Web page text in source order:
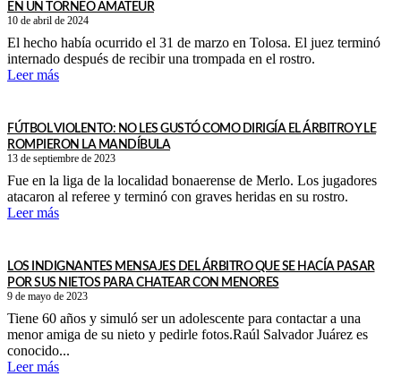
EN UN TORNEO AMATEUR
10 de abril de 2024
El hecho había ocurrido el 31 de marzo en Tolosa. El juez terminó
internado después de recibir una trompada en el rostro.
Leer más
FÚTBOL VIOLENTO: NO LES GUSTÓ COMO DIRIGÍA EL ÁRBITRO Y LE
ROMPIERON LA MANDÍBULA
13 de septiembre de 2023
Fue en la liga de la localidad bonaerense de Merlo. Los jugadores
atacaron al referee y terminó con graves heridas en su rostro.
Leer más
LOS INDIGNANTES MENSAJES DEL ÁRBITRO QUE SE HACÍA PASAR
POR SUS NIETOS PARA CHATEAR CON MENORES
9 de mayo de 2023
Tiene 60 años y simuló ser un adolescente para contactar a una
menor amiga de su nieto y pedirle fotos.Raúl Salvador Juárez es
conocido...
Leer más